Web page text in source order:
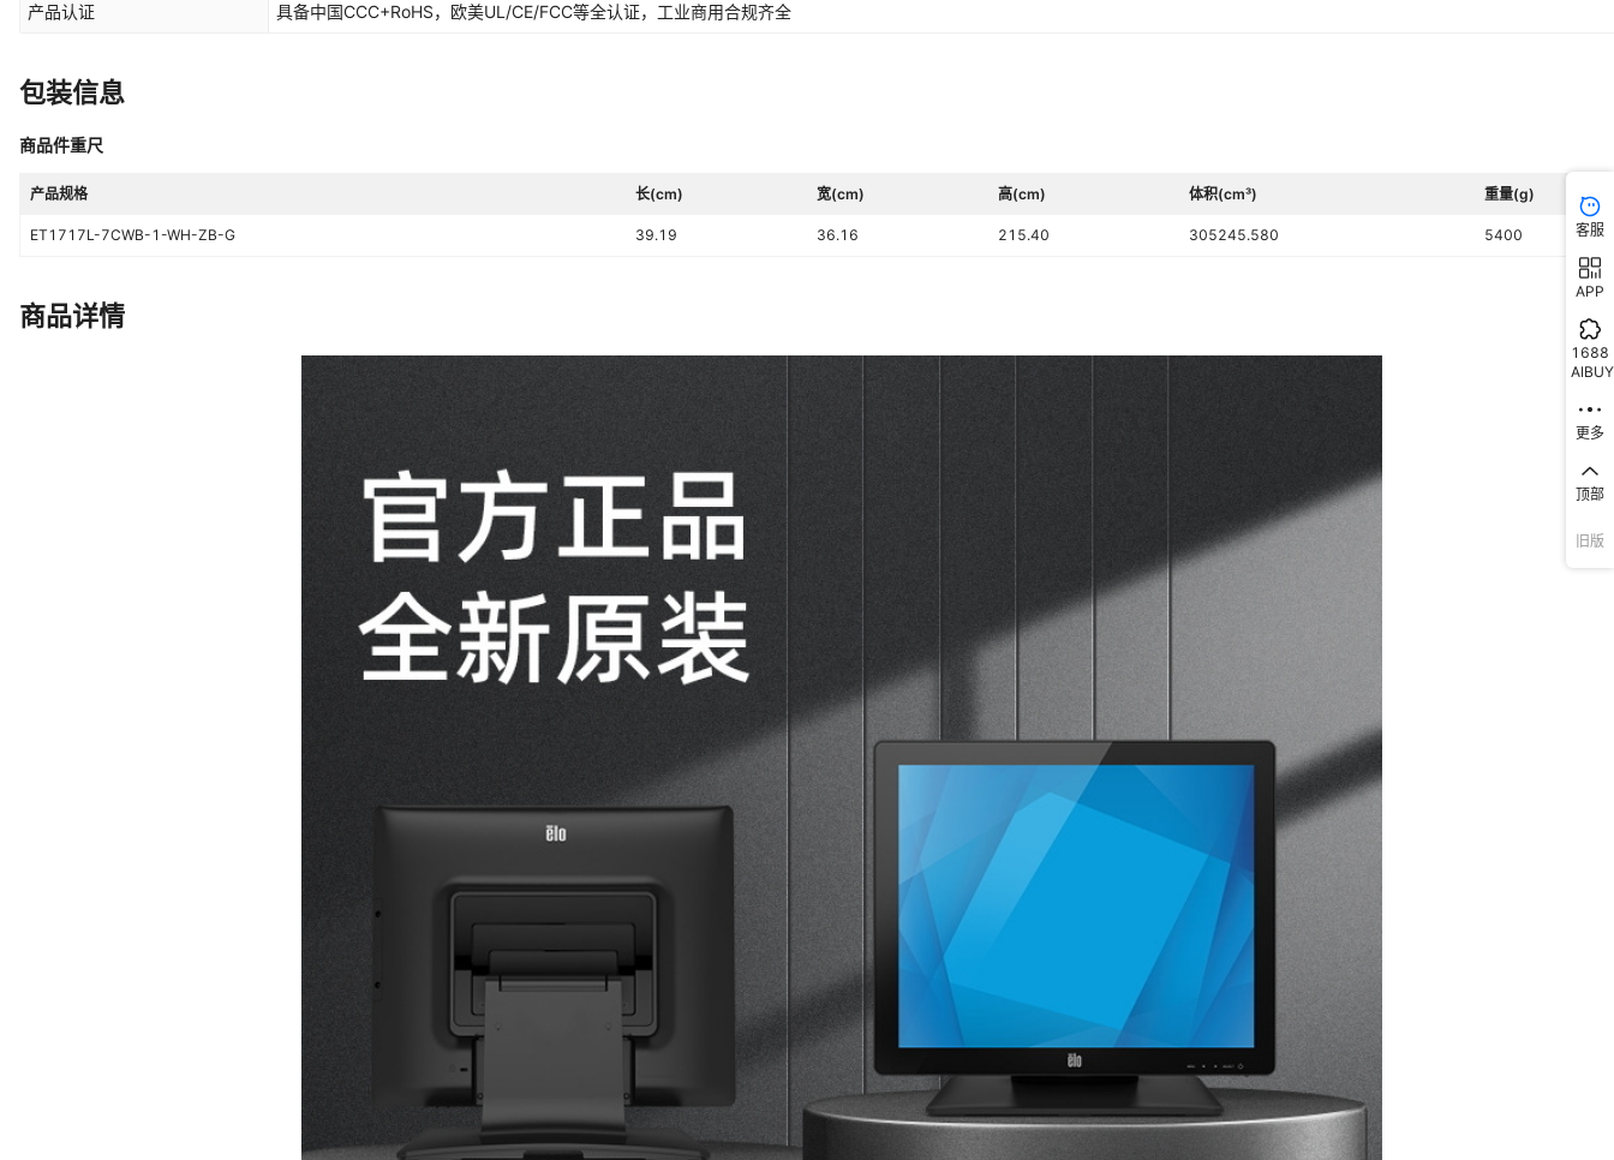
产品认证 具备中国CCC+RoHS，欧美UL/CE/FCC等全认证，工业商用合规齐全
包装信息
商品件重尺
产品规格 长(cm) 宽(cm) 高(cm) 体积(cm³) 重量(g)
ET1717L-7CWB-1-WH-ZB-G 39.19 36.16 215.40 305245.580 5400
商品详情
客服
APP
1688
AIBUY
更多
顶部
旧版